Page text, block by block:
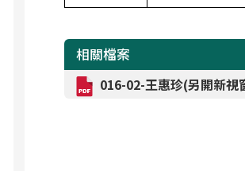
相關檔案
016-02-王惠珍(另開新視